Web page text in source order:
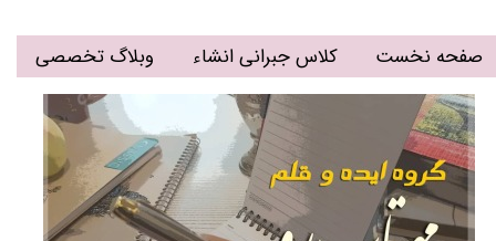
صفحه نخست کلاس جبرانی انشاء وبلاگ تخصصی